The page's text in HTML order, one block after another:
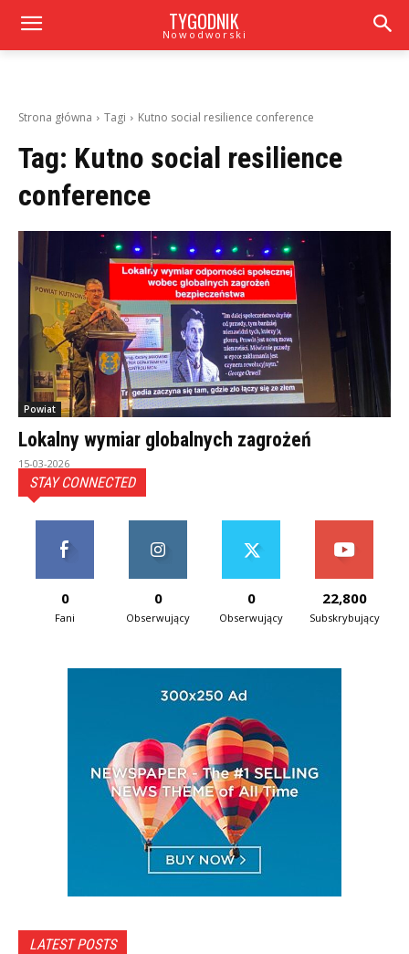
TYGODNIK
Nowodworski
Strona główna Tagi Kutno social resilience conference
Tag: Kutno social resilience
conference
Powiat
Lokalny wymiar globalnych zagrożeń
15-03-2026
STAY CONNECTED
0
Fani
0
Obserwujący
0
Obserwujący
22,800
Subskrybujący
LATEST POSTS